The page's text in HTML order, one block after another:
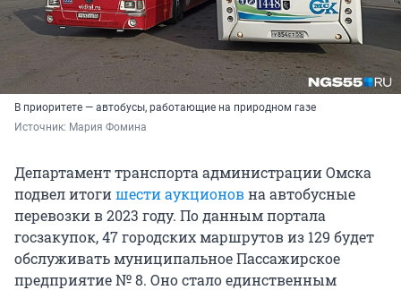
В приоритете — автобусы, работающие на природном газе
Источник: Мария Фомина
Департамент транспорта администрации Омска
подвел итогишести аукционовна автобусные
перевозки в 2023 году. По данным портала
госзакупок, 47 городских маршрутов из 129 будет
обслуживать муниципальное Пассажирское
предприятие № 8. Оно стало единственным